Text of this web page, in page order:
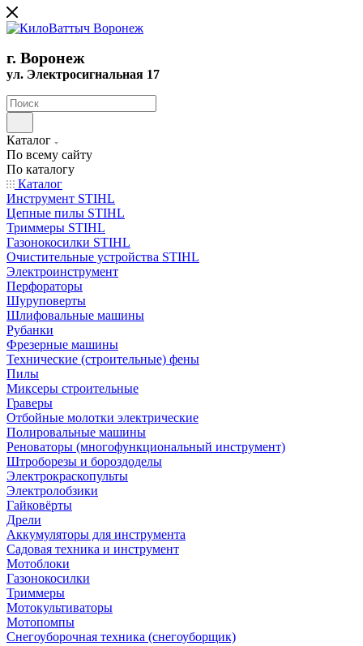
г. Воронеж
ул. Электросигнальная 17
Каталог
По всему сайту
По каталогу
Каталог
Инструмент STIHL
Цепные пилы STIHL
Триммеры STIHL
Газонокосилки STIHL
Очистительные устройства STIHL
Электроинструмент
Перфораторы
Шуруповерты
Шлифовальные машины
Рубанки
Фрезерные машины
Технические (строительные) фены
Пилы
Миксеры строительные
Граверы
Отбойные молотки электрические
Полировальные машины
Реноваторы (многофункциональный инструмент)
Штроборезы и бороздоделы
Электрокраскопульты
Электролобзики
Гайковёрты
Дрели
Аккумуляторы для инструмента
Садовая техника и инструмент
Мотоблоки
Газонокосилки
Триммеры
Мотокультиваторы
Мотопомпы
Снегоуборочная техника (снегоуборщик)